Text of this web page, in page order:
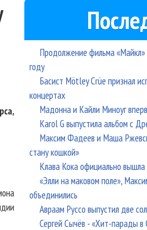
Продолжение фильма
году
Басист Mötley Crüe признал
концертах
Мадонна и Кайли Миноуг
Karol G выпустила альбом с
Максим Фадеев и Маша
стану кошкой»
Клава Кока официально
«Элли на маковом поле»,
объединились
Авраам Руссо выпустил две
Сергей Сычёв - «Хит-парады в